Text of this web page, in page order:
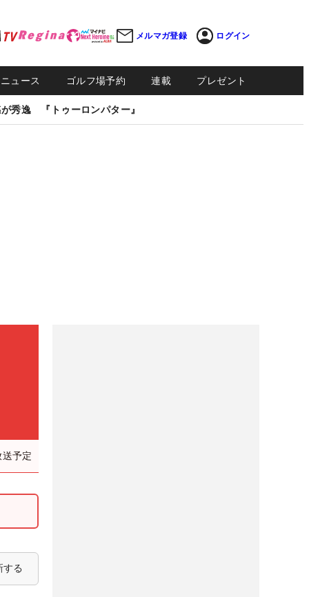
メルマガ登録 ログイン
ュース ゴルフ場予約 連載 プレゼント
秀逸 『トゥーロンパター』
予定
する